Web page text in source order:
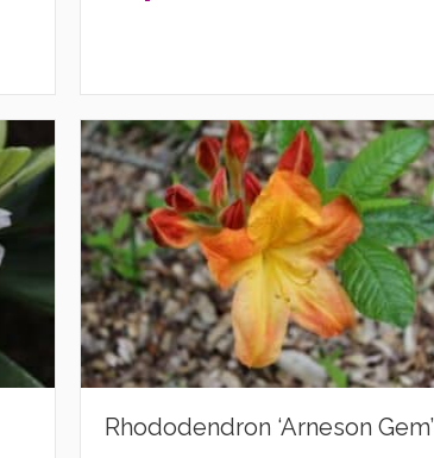
Rhododendron ‘Arneson Gem’